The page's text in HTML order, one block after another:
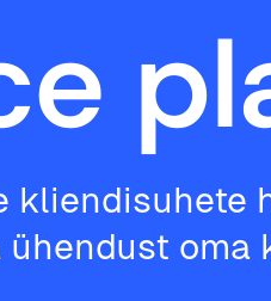
kliendisuhete